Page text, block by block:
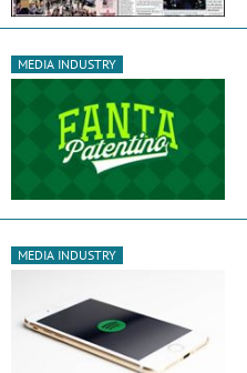
MEDIA INDUSTRY
MEDIA INDUSTRY